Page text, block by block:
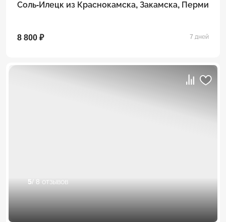
Соль-Илецк из Краснокамска, Закамска, Перми
8 800 ₽ 7 дней
5/ 8 отзывов